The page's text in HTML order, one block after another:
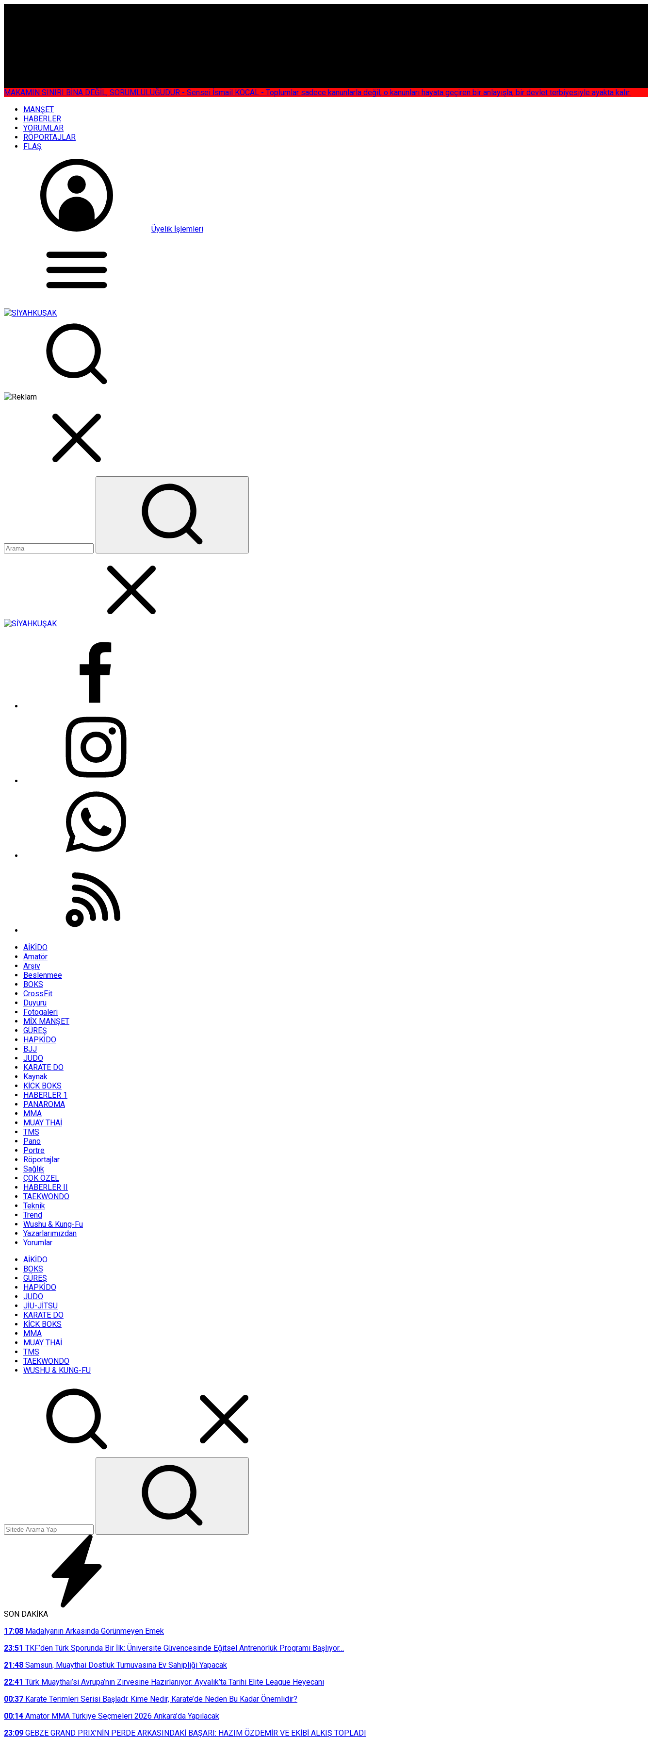
MAKAMIN SINIRI BİNA DEĞİL, SORUMLULUĞUDUR - Sensei İsmail KOCAL - Toplumlar sadece kanunlarla değil, o kanunları hayata geçiren bir anlayışla, bir devlet terbiyesiyle ayakta kalır.
MANŞET
HABERLER
YORUMLAR
RÖPORTAJLAR
FLAŞ
Üyelik İşlemleri
AİKİDO
Amatör
Arşiv
Beslenmee
BOKS
CrossFit
Duyuru
Fotogaleri
MİX MANŞET
GÜREŞ
HAPKİDO
BJJ
JUDO
KARATE DO
Kaynak
KİCK BOKS
HABERLER 1
PANAROMA
MMA
MUAY THAİ
TMS
Pano
Portre
Röportajlar
Sağlık
ÇOK ÖZEL
HABERLER II
TAEKWONDO
Teknik
Trend
Wushu & Kung-Fu
Yazarlarımızdan
Yorumlar
AİKİDO
BOKS
GÜREŞ
HAPKİDO
JUDO
JİU-JİTSU
KARATE DO
KİCK BOKS
MMA
MUAY THAİ
TMS
TAEKWONDO
WUSHU & KUNG-FU
SON DAKİKA
17:08 Madalyanın Arkasında Görünmeyen Emek
23:51 TKF’den Türk Sporunda Bir İlk: Üniversite Güvencesinde Eğitsel Antrenörlük Programı Başlıyor…
21:48 Samsun, Muaythai Dostluk Turnuvasına Ev Sahipliği Yapacak
22:41 Türk Muaythai’si Avrupa’nın Zirvesine Hazırlanıyor: Ayvalık’ta Tarihi Elite League Heyecanı
00:37 Karate Terimleri Serisi Başladı: Kime Nedir, Karate’de Neden Bu Kadar Önemlidir?
00:14 Amatör MMA Türkiye Seçmeleri 2026 Ankara’da Yapılacak
23:09 GEBZE GRAND PRIX’NİN PERDE ARKASINDAKİ BAŞARI: HAZIM ÖZDEMİR VE EKİBİ ALKIŞ TOPLADI